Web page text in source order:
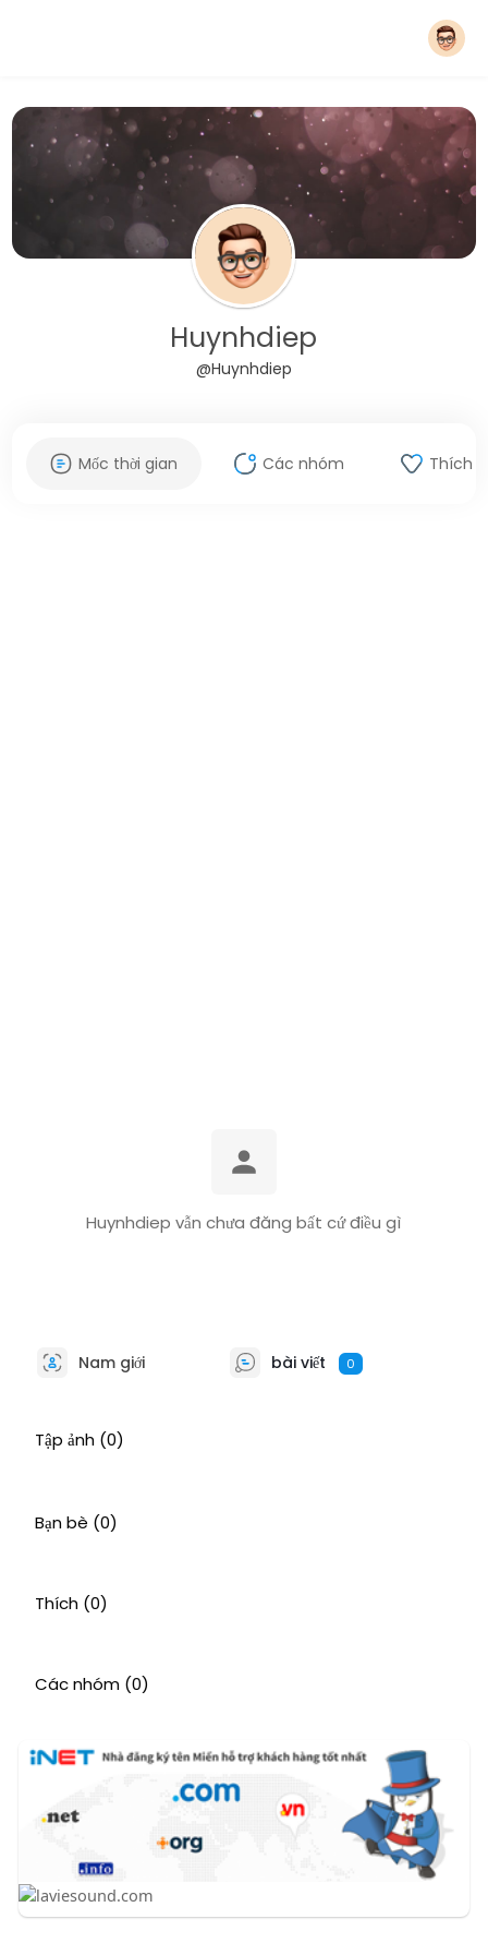
Huynhdiep
@Huynhdiep
Mốc thời gian Các nhóm Thích
Huynhdiep vẫn chưa đăng bất cứ điều gì
Nam giới bài viết 0
Tập ảnh (0)
Bạn bè (0)
Thích (0)
Các nhóm (0)